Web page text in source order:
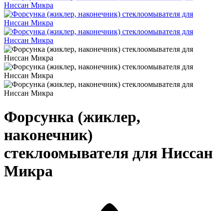
Форсунка (жиклер,
наконечник)
стеклоомывателя для Ниссан
Микра